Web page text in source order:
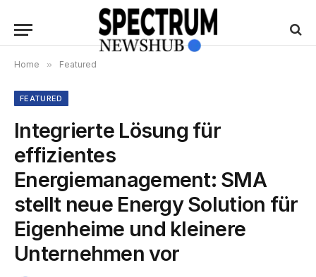
Home » Featured
FEATURED
Integrierte Lösung für
effizientes
Energiemanagement: SMA
stellt neue Energy Solution für
Eigenheime und kleinere
Unternehmen vor